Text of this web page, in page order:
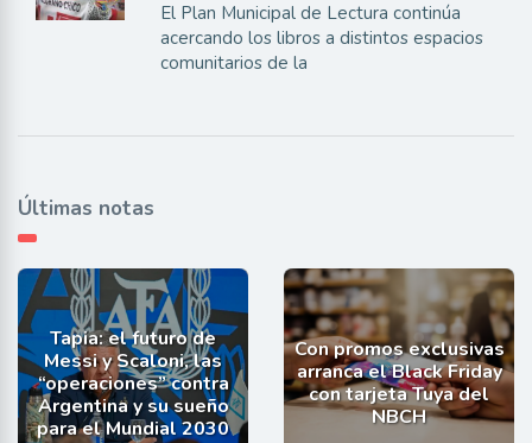
El Plan Municipal de Lectura continúa
acercando los libros a distintos espacios
comunitarios de la
Últimas notas
Tapia: el futuro de
Messi y Scaloni, las
“operaciones” contra
Argentina y su sueño
para el Mundial 2030
Con promos exclusivas
arranca el Black Friday
con tarjeta Tuya del
NBCH